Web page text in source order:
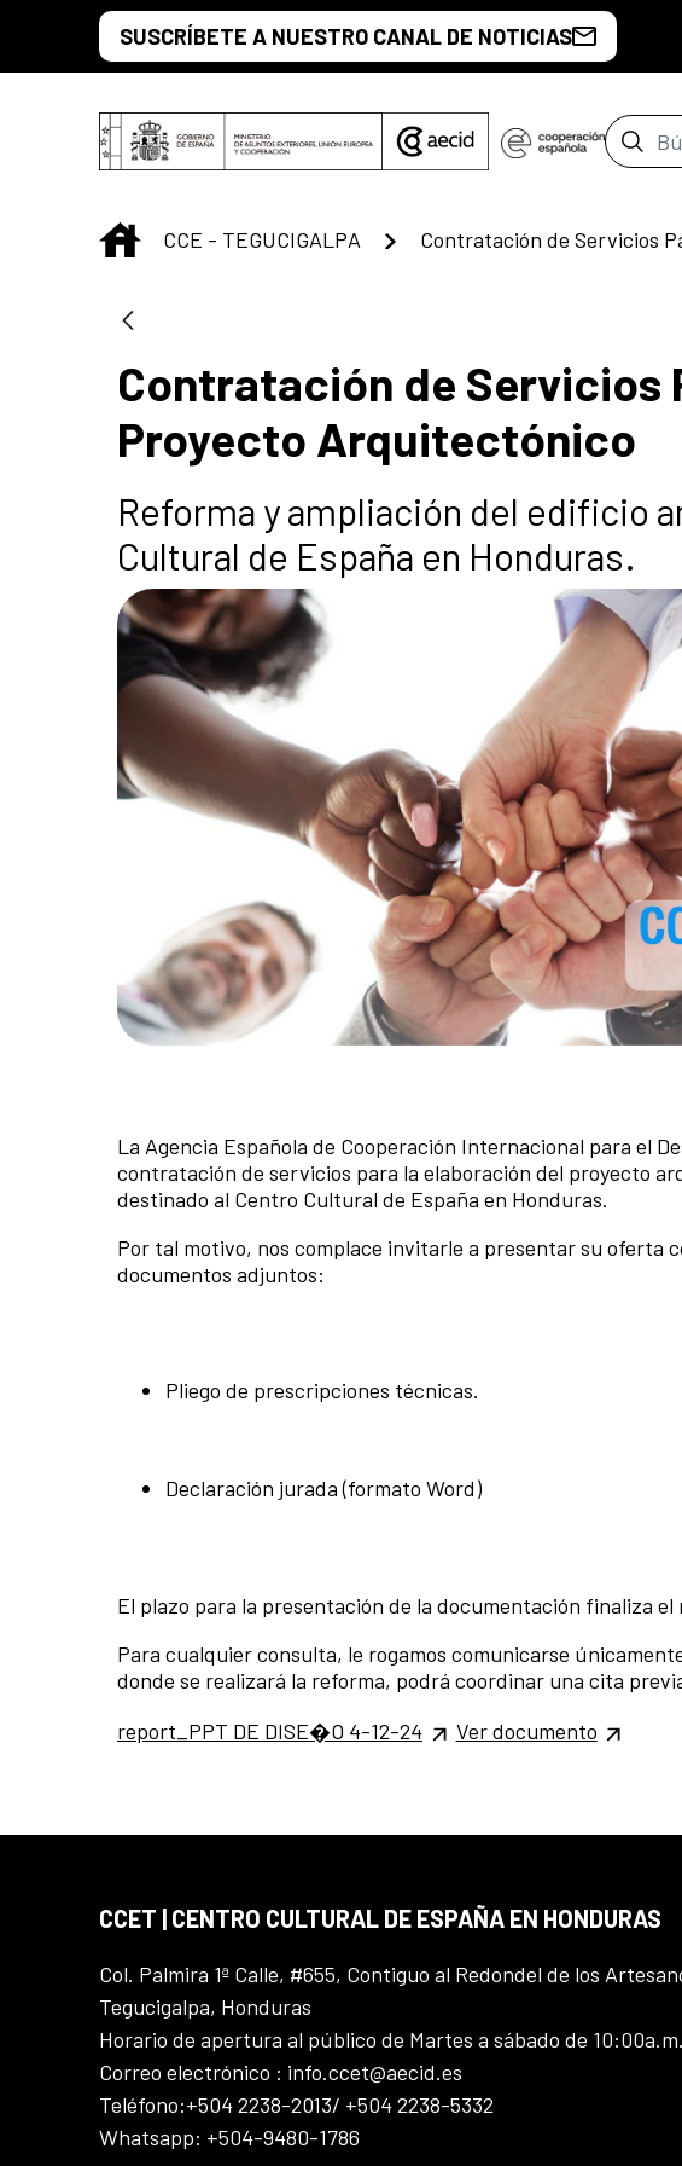
Saltar al contenido principal
SUSCRÍBETE A NUESTRO CANAL DE NOTICIAS
INICIO
CCE - TEGUCIGALPA
Contratación de Servicios
Proyecto Arquitectónico
Reforma y ampliación del edificio
Cultural de España en Honduras.
La Agencia Española de Cooperación Internacional para el
contratación de servicios para la elaboración del proyecto
destinado al Centro Cultural de España en Honduras.
Por tal motivo, nos complace invitarle a presentar su oferta
documentos adjuntos:
Pliego de prescripciones técnicas.
Declaración jurada (formato Word)
El plazo para la presentación de la documentación finaliza el
Para cualquier consulta, le rogamos comunicarse
donde se realizará la reforma, podrá coordinar una cita
report_PPT DE DISE�O 4-12-24
Ver documento
CCET | CENTRO CULTURAL DE ESPAÑA EN HONDURAS
Col. Palmira 1ª Calle, #655, Contiguo al Redondel de los
Tegucigalpa, Honduras
Horario de apertura al público de Martes a sábado de
Correo electrónico : info.ccet@aecid.es
Teléfono:+504 2238-2013/ +504 2238-5332
Whatsapp: +504-9480-1786